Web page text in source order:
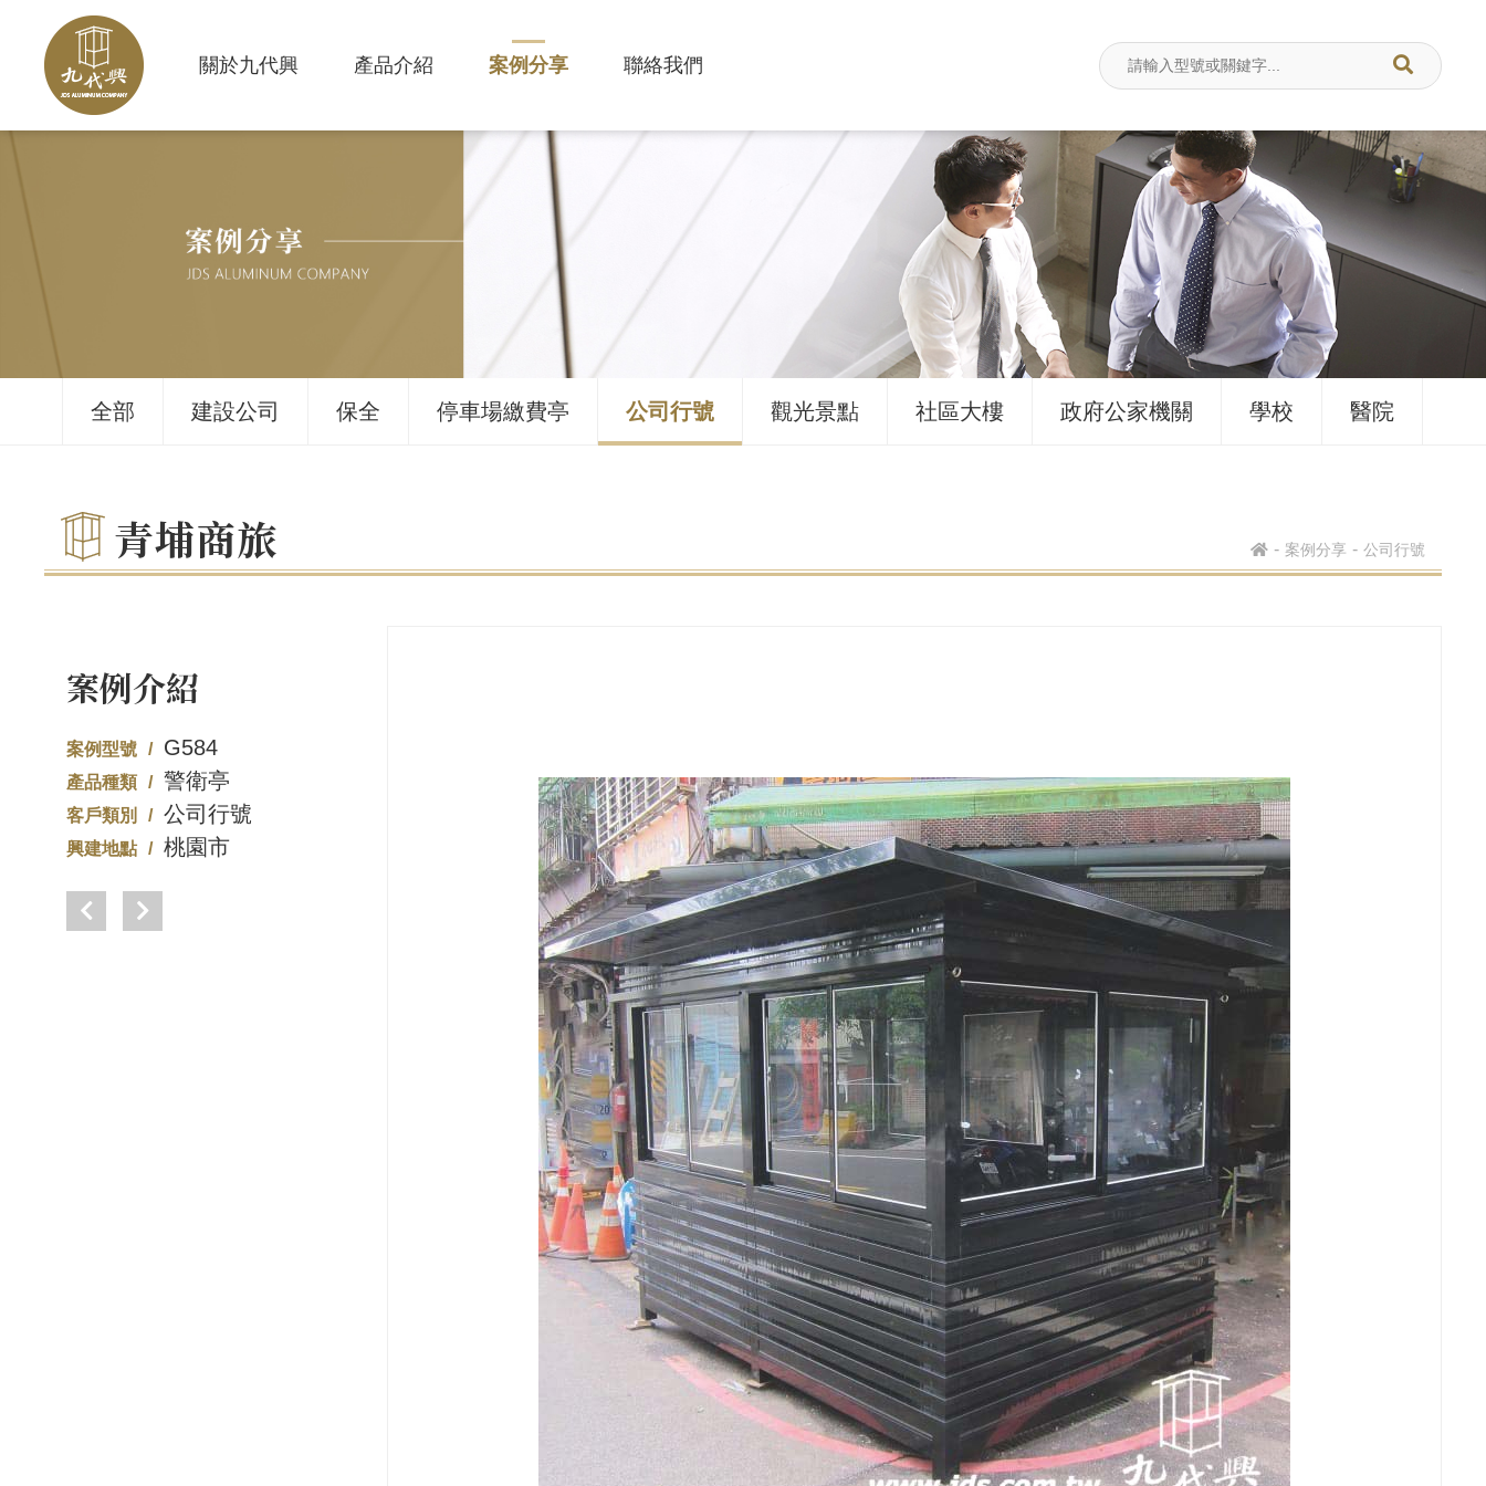
關於九代興 產品介紹 案例分享 聯絡我們
全部 建設公司 保全 停車場繳費亭 公司行號 觀光景點 社區大樓 政府公家機關 學校 醫院
青埔商旅 案例分享 公司行號
案例介紹
案例型號 G584
產品種類 警衛亭
客戶類別 公司行號
興建地點 桃園市